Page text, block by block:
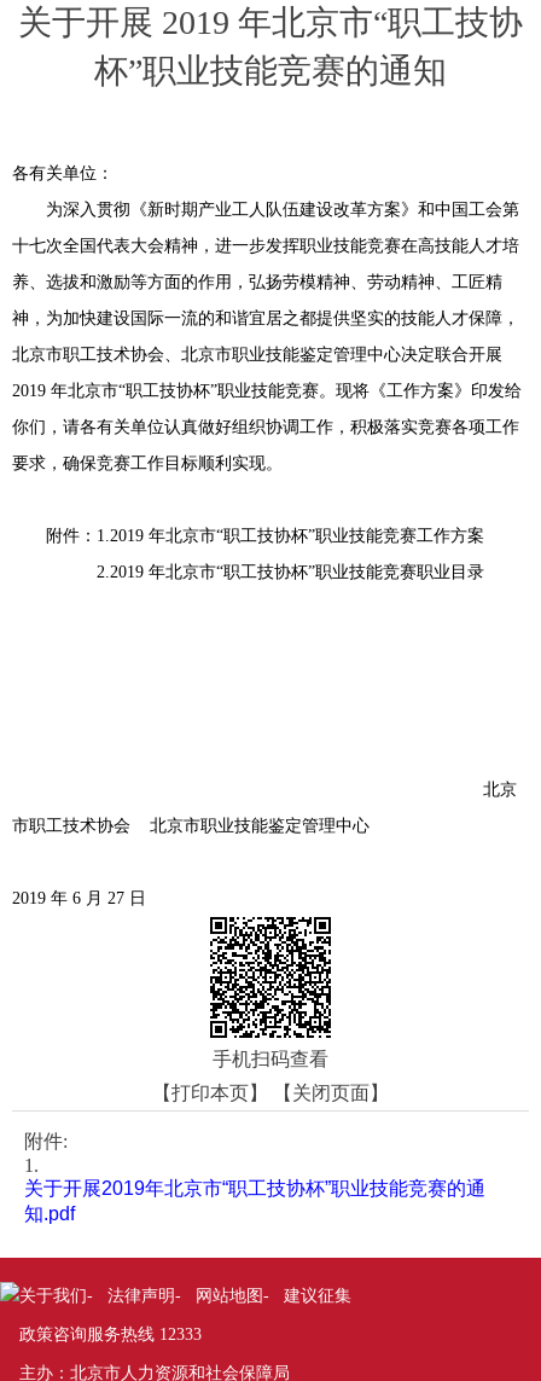
关于开展 2019 年北京市“职工技协
杯”职业技能竞赛的通知
各有关单位：
为深入贯彻《新时期产业工人队伍建设改革方案》和中国工会第
十七次全国代表大会精神，进一步发挥职业技能竞赛在高技能人才培
养、选拔和激励等方面的作用，弘扬劳模精神、劳动精神、工匠精
神，为加快建设国际一流的和谐宜居之都提供坚实的技能人才保障，
北京市职工技术协会、北京市职业技能鉴定管理中心决定联合开展
2019 年北京市“职工技协杯”职业技能竞赛。现将《工作方案》印发给
你们，请各有关单位认真做好组织协调工作，积极落实竞赛各项工作
要求，确保竞赛工作目标顺利实现。
附件：1.2019 年北京市“职工技协杯”职业技能竞赛工作方案
2.2019 年北京市“职工技协杯”职业技能竞赛职业目录
北京
市职工技术协会 北京市职业技能鉴定管理中心
2019 年 6 月 27 日
手机扫码查看
【打印本页】
【关闭页面】
附件:
1.
关于开展2019年北京市“职工技协杯”职业技能竞赛的通
知.pdf
关于我们- 法律声明- 网站地图- 建议征集
政策咨询服务热线 12333
主办：北京市人力资源和社会保障局